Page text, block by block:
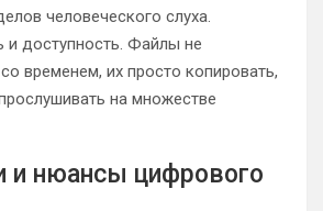
человеческого слуха.
и доступность. Файлы не
временем, их просто копировать,
на множестве
и нюансы цифрового